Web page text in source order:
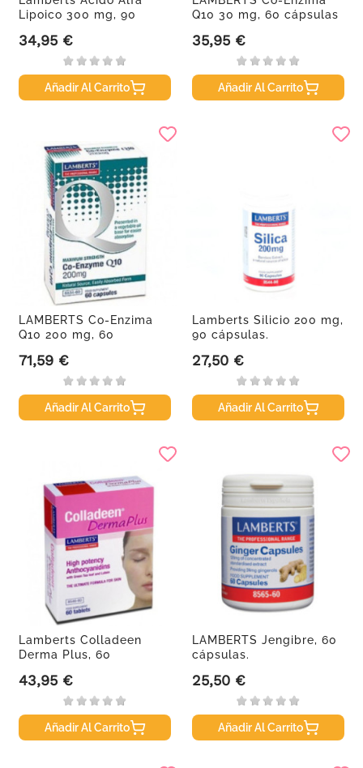
Lipoico 300 mg, 90
Precio
34,95 €
Añadir Al Carrito
Q10 30 mg, 60 cápsulas
Precio
35,95 €
Añadir Al Carrito
LAMBERTS Co-Enzima
Q10 200 mg, 60
Precio
71,59 €
Añadir Al Carrito
Lamberts Silicio 200 mg,
90 cápsulas.
Precio
27,50 €
Añadir Al Carrito
Lamberts Colladeen
Derma Plus, 60
Precio
43,95 €
Añadir Al Carrito
LAMBERTS Jengibre, 60
cápsulas.
Precio
25,50 €
Añadir Al Carrito